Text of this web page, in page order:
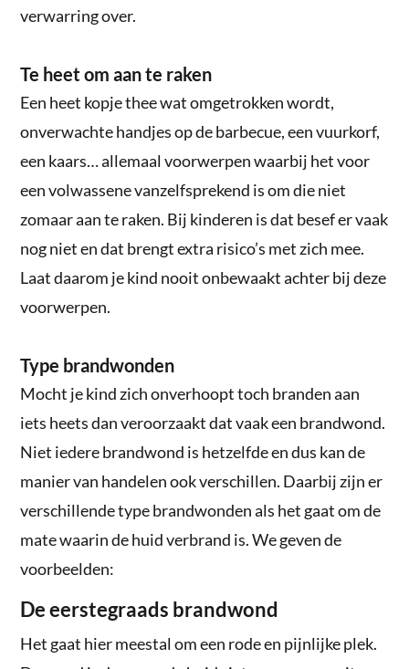
verwarring over.
Te heet om aan te raken
Een heet kopje thee wat omgetrokken wordt,
onverwachte handjes op de barbecue, een vuurkorf,
een kaars… allemaal voorwerpen waarbij het voor
een volwassene vanzelfsprekend is om die niet
zomaar aan te raken. Bij kinderen is dat besef er vaak
nog niet en dat brengt extra risico’s met zich mee.
Laat daarom je kind nooit onbewaakt achter bij deze
voorwerpen.
Type brandwonden
Mocht je kind zich onverhoopt toch branden aan
iets heets dan veroorzaakt dat vaak een brandwond.
Niet iedere brandwond is hetzelfde en dus kan de
manier van handelen ook verschillen. Daarbij zijn er
verschillende type brandwonden als het gaat om de
mate waarin de huid verbrand is. We geven de
voorbeelden:
De eerstegraads brandwond
Het gaat hier meestal om een rode en pijnlijke plek.